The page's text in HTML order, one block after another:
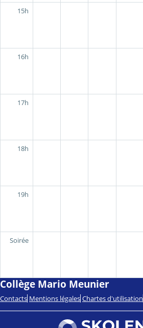
15h
16h
17h
18h
19h
Soirée
Collège Mario Meunier
Contacts Mentions légales Chartes d'utilisation